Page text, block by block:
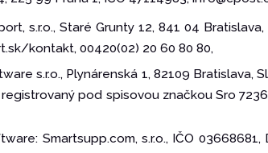
s.r.o., Staré Grunty 12, 841 04
kontakt, 00420(02) 20 60 80 80,
s.r.o., Plynárenská 1, 82109 Bratislava,
registrovaný pod spisovou značkou Sro
Smartsupp.com, s.r.o., IČO